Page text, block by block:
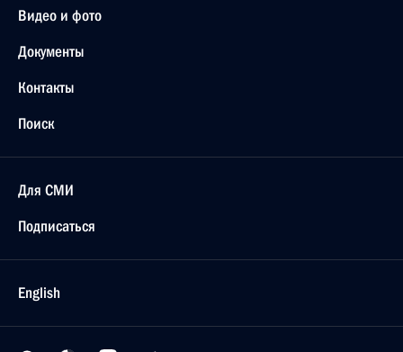
Видео и фото
Документы
Контакты
Поиск
Для СМИ
Подписаться
English